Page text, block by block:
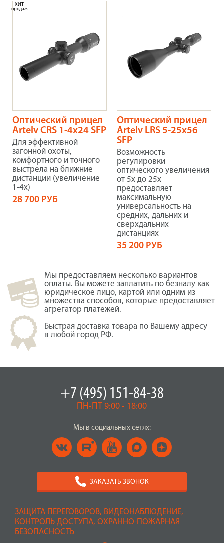
Оптический прицел
Artelv CRS 1-4x24 SFP
Для эффективной
загонной охоты,
комфортного и точного
выстрела на ближние
дистанции (увеличение
1-4х)
ХИТ
продаж
28 700 РУБ
Оптический прицел
Artelv LRS 5-25x56
SFP
Возможность
регулировки
оптического увеличения
от 5x до 25x
предоставляет
максимальную
универсальность на
средних, дальних и
сверхдальних
дистанциях
35 200 РУБ
Мы предоставляем несколько вариантов
оплаты. Вы можете заплатить по безналу как
юридическое лицо, картой или одним из
множества способов, которые предоставляет
агрегатор платежей.
Быстрая доставка товара по Вашему адресу
в любой город РФ.
ЗАЩИТА ПЕРЕГОВОРОВ, ВИДЕОНАБЛЮДЕНИЕ,
КОНТРОЛЬ ДОСТУПА, ОХРАННО-ПОЖАРНАЯ
БЕЗОПАСНОСТЬ
+7 (495) 151-84-38
ПН-ПТ 9:00 - 18:00
Мы в социальных сетях:
ЗАКАЗАТЬ ЗВОНОК